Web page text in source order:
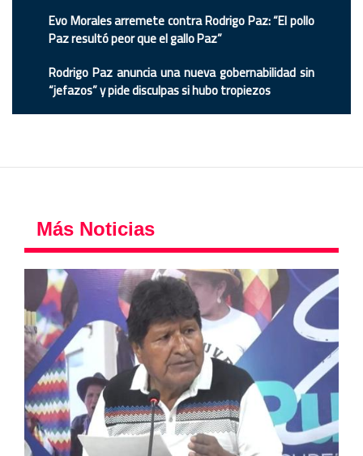
Evo Morales arremete contra Rodrigo Paz: “El pollo
Paz resultó peor que el gallo Paz”
Rodrigo Paz anuncia una nueva gobernabilidad sin
“jefazos” y pide disculpas si hubo tropiezos
Más Noticias